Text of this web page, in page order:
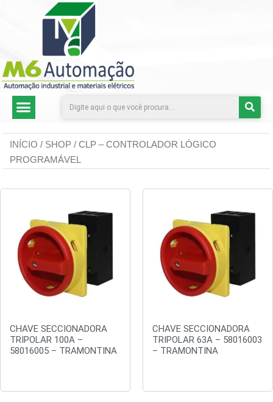
INÍCIO / SHOP / CLP – CONTROLADOR LÓGICO
PROGRAMÁVEL
CHAVE SECCIONADORA
TRIPOLAR 100A –
58016005 – TRAMONTINA
CHAVE SECCIONADORA
TRIPOLAR 63A – 58016003
– TRAMONTINA